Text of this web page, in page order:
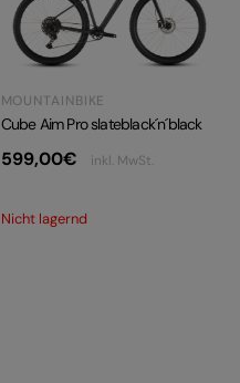
MOUNTAINBIKE
Cube Aim Pro slateblack´n´black
599,00€ inkl. MwSt.
Nicht lagernd